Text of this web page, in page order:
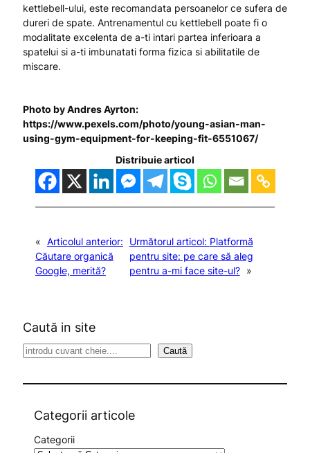
kettlebell-ului, este recomandata persoanelor ce sufera de
dureri de spate. Antrenamentul cu kettlebell poate fi o
modalitate excelenta de a-ti intari partea inferioara a
spatelui si a-ti imbunatati forma fizica si abilitatile de
miscare.
Photo by Andres Ayrton:
https://www.pexels.com/photo/young-asian-man-
using-gym-equipment-for-keeping-fit-6551067/
Distribuie articol
« Articolul anterior:
Căutare organică
Google, merită?
Următorul articol: Platformă
pentru site: pe care să aleg
pentru a-mi face site-ul?
»
Caută in site
S
Caută
Categorii articole
Categorii